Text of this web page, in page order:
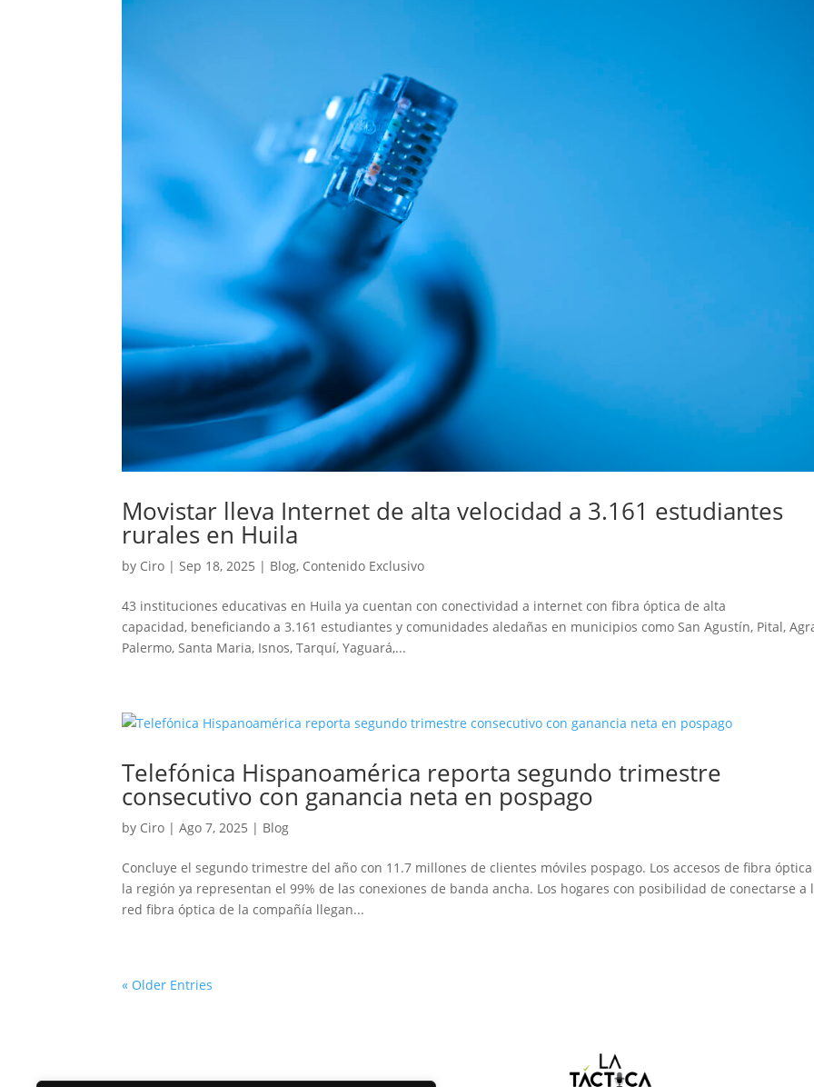
Movistar lleva Internet de alta velocidad a 3.161 estudiantes
rurales en Huila
by Ciro | Sep 18, 2025 | Blog, Contenido Exclusivo
43 instituciones educativas en Huila ya cuentan con conectividad a internet con fibra óptica de alta
capacidad, beneficiando a 3.161 estudiantes y comunidades aledañas en municipios como San Agustín, Pital,
Palermo, Santa Maria, Isnos, Tarquí, Yaguará,...
Telefónica Hispanoamérica reporta segundo trimestre
consecutivo con ganancia neta en pospago
by Ciro |Ago 7, 2025 | Blog
Concluye el segundo trimestre del año con 11.7 millones de clientes móviles pospago. Los accesos de fibra
la región ya representan el 99% de las conexiones de banda ancha. Los hogares con posibilidad de conectarse a
red fibra óptica de la compañía llegan...
« Older Entries